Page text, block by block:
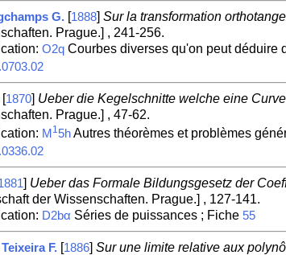
G. [1888] Sur la transformation
Prague.] , 241-256.
O2qCourbes diverses qu'on peut déduire
[1870] Ueber die Kegelschnitte welche eine
Prague.] , 47-62.
M 15hAutres théorèmes et problèmes
] Ueber das Formale Bildungsgesetz der
der Wissenschaften. Prague.] , 127-141.
D2bα Séries de puissances ; Fiche 55
F. [1886] Sur une limite relative aux